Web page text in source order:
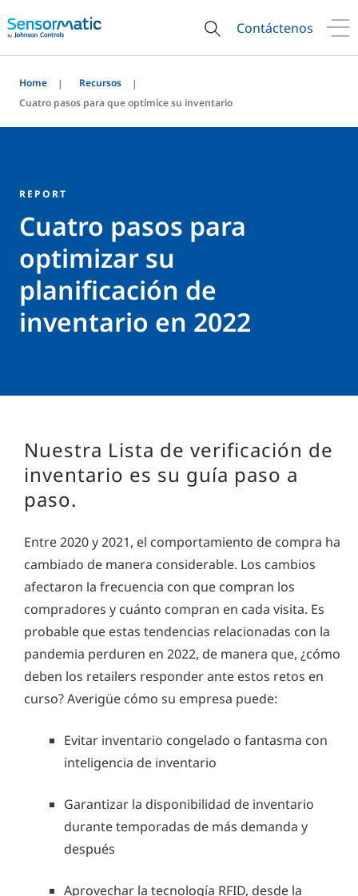
Contáctenos
Home
Recursos
Cuatro pasos para que optimice su inventario
REPORT
Cuatro pasos para
optimizar su
planificación de
inventario en 2022
Nuestra Lista de verificación de
inventario es su guía paso a
paso.
Entre 2020 y 2021, el comportamiento de compra ha
cambiado de manera considerable. Los cambios
afectaron la frecuencia con que compran los
compradores y cuánto compran en cada visita. Es
probable que estas tendencias relacionadas con la
pandemia perduren en 2022, de manera que, ¿cómo
deben los retailers responder ante estos retos en
curso? Averigüe cómo su empresa puede:
Evitar inventario congelado o fantasma con
inteligencia de inventario
Garantizar la disponibilidad de inventario
durante temporadas de más demanda y
después
Aprovechar la tecnología RFID, desde la